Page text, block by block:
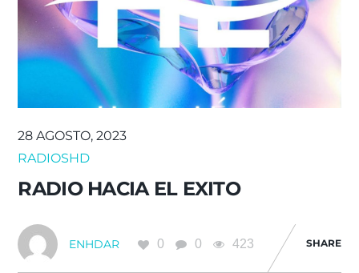
28 AGOSTO, 2023
RADIOSHD
RADIO HACIA EL EXITO
ENHDAR 0 0 423 SHARE